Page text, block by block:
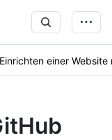
Einrichten einer